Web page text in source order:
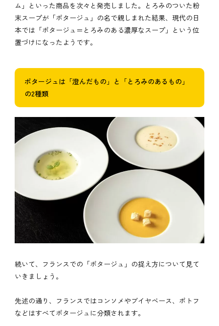
ム」といった商品を次々と発売しました。とろみのついた粉
末スープが「ポタージュ」の名で親しまれた結果、現代の日
本では「ポタージュ＝とろみのある濃厚なスープ」という位
置づけになったようです。
ポタージュは「澄んだもの」と「とろみのあるもの」
の2種類
続いて、フランスでの「ポタージュ」の捉え方について見て
いきましょう。
先述の通り、フランスではコンソメやブイヤベース、ポトフ
などはすべてポタージュに分類されます。